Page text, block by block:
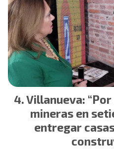
Villanueva:
mineras en
entregar